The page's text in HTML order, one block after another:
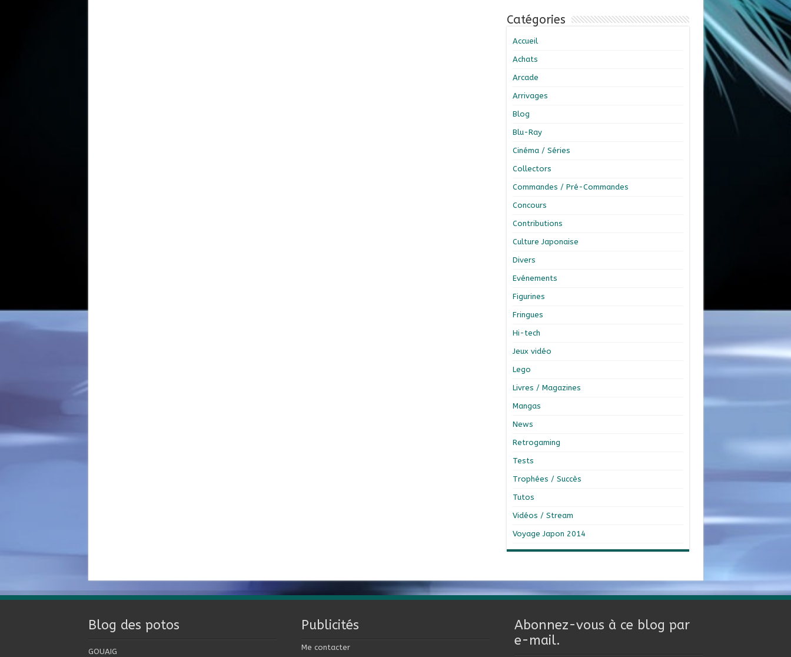
Catégories
Accueil
Achats
Arcade
Arrivages
Blog
Blu-Ray
Cinéma / Séries
Collectors
Commandes / Pré-Commandes
Concours
Contributions
Culture Japonaise
Divers
Evénements
Figurines
Fringues
Hi-tech
Jeux vidéo
Lego
Livres / Magazines
Mangas
News
Retrogaming
Tests
Trophées / Succès
Tutos
Vidéos / Stream
Voyage Japon 2014
Blog des potos
GOUAIG
Publicités
Me contacter
Abonnez-vous à ce blog par
e-mail.